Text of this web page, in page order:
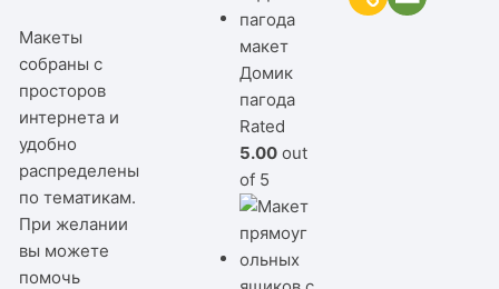
Макеты
собраны с
просторов
интернета и
удобно
распределены
по тематикам.
При желании
вы можете
помочь
Домик
пагода
Rated
5.00 out
of 5